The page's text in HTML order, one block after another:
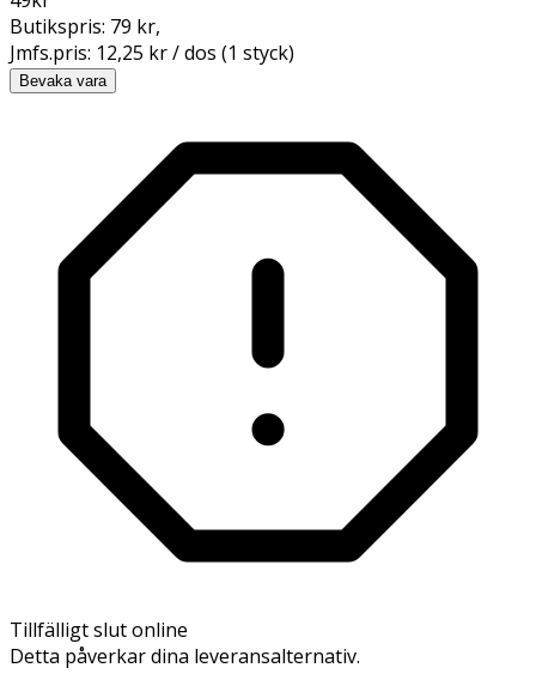
Butikspris: 79 kr,
Jmfs.pris: 12,25 kr / dos (1 styck)
Bevaka vara
Tillfälligt slut online
Detta påverkar dina leveransalternativ.